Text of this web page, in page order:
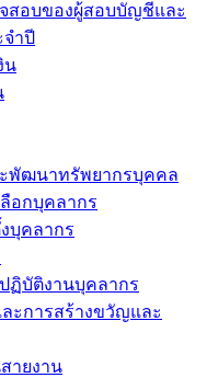
สอบของผู้สอบบัญชีและ
จำปี
น
พัฒนาทรัพยากรบุคคล
อกบุคลากร
บุคลากร
ฏิบัติงานบุคลากร
ะการสร้างขวัญและ
ายงาน